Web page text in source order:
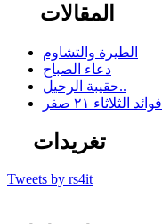
المقالات
الطيرة والتشاوم
دعاء الصباح
حقيبة الرحيل..
فوائد الثلاثاء ٢١ صفر
تغريدات
Tweets by rs4it